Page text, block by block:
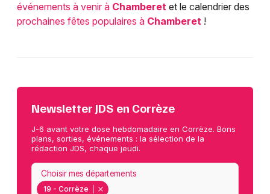
événements à venir à Chamberet et le calendrier des
prochaines fêtes populaires à Chamberet !
Newsletter JDS en Corrèze
J-6 avant votre dose hebdomadaire en Corrèze. Bons
plans, sorties, événements : la sélection de la
rédaction JDS, chaque jeudi.
19 - Corrèze
Choisir mes départements